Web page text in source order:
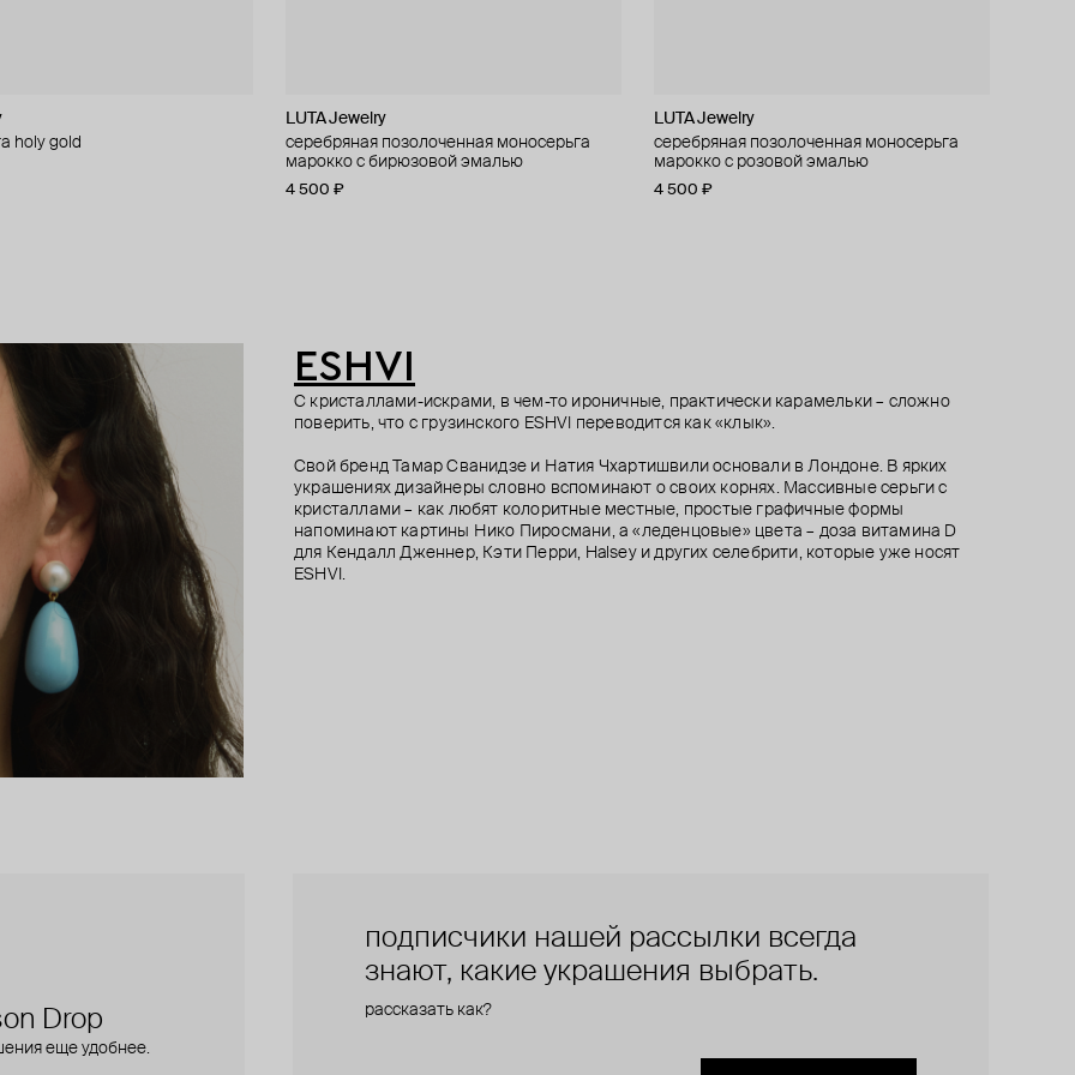
holy gold
LUTA Jewelry
серебряная позолоченная моносерьга
марокко с бирюзовой эмалью
4 500 ₽
LUTA Jewelry
серебряная позолоченная моносерьга
марокко с розовой эмалью
4 500 ₽
моносерьга awakening
Vertigo Jewellery Lab
моносерьга сleoptr gold, серебро 925,
позолота 24k, бел. бриллиант 0.008ct
27 950 ₽
Vertigo Jewellery Lab
клаймбер venenum climber gold серебро
925, позолота 24к
13 000 ₽
кафф из серебра ufo
TABU
позолоченный кафф из серебра tri
4 600 ₽
R!VER
пусеты из серебра с фианитами
3 500 ₽
кафф из серебра bubbles
TABU
позолоченные каффы из серебра twins
4 800 ₽
TABU
позолоченный кафф из серебра torus
4 600 ₽
ESHVI
С кристаллами-искрами, в чем-то ироничные, практически карамельки – сложно
поверить, что с грузинского ESHVI переводится как «клык».
Свой бренд Тамар Сванидзе и Натия Чхартишвили основали в Лондоне. В ярких
украшениях дизайнеры словно вспоминают о своих корнях. Массивные серьги с
кристаллами – как любят колоритные местные, простые графичные формы
напоминают картины Нико Пиросмани, а «леденцовые» цвета – доза витамина D
для Кендалл Дженнер, Кэти Перри, Halsey и других селебрити, которые уже носят
ESHVI.
подписчики нашей рассылки всегда
знают, какие украшения выбрать.
рассказать как?
Drop
еще удобнее.